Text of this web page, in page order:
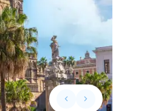
keyboard_arrow_leftPrevious slide
keyboard_arrow_rightNext slide